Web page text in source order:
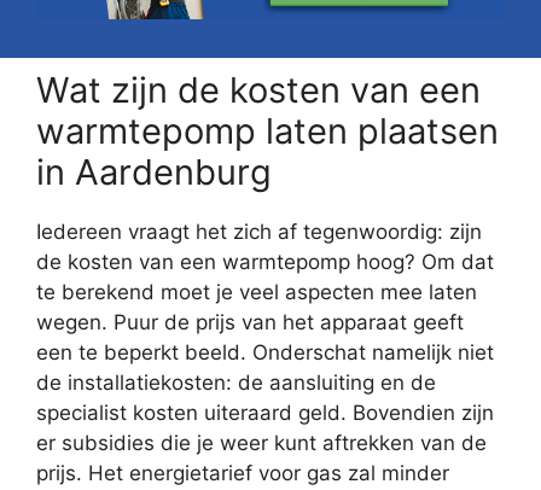
Wat zijn de kosten van een
warmtepomp laten plaatsen
in Aardenburg
Iedereen vraagt het zich af tegenwoordig: zijn
de kosten van een warmtepomp hoog? Om dat
te berekend moet je veel aspecten mee laten
wegen. Puur de prijs van het apparaat geeft
een te beperkt beeld. Onderschat namelijk niet
de installatiekosten: de aansluiting en de
specialist kosten uiteraard geld. Bovendien zijn
er subsidies die je weer kunt aftrekken van de
prijs. Het energietarief voor gas zal minder